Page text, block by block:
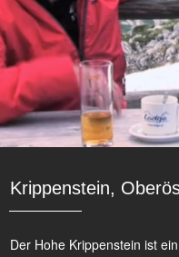
Krippenstein,
Der Hohe Krippenstein ist